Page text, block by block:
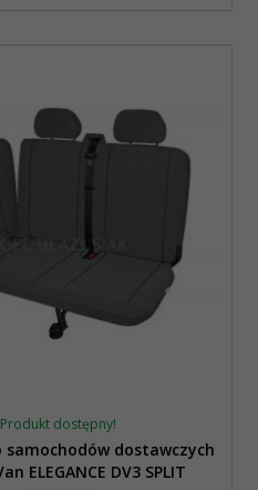
Produkt dostępny!
samochodów dostawczych
ELEGANCE DV3 SPLIT